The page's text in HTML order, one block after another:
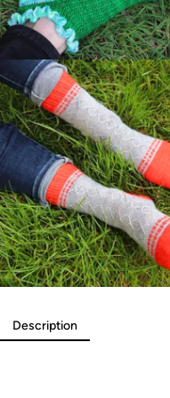
Description